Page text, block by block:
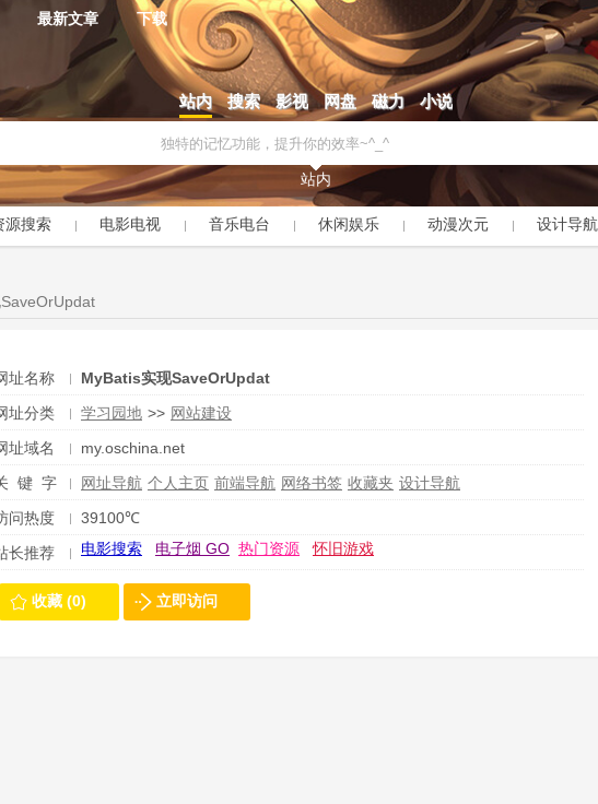
最新文章 下载
站内 搜索 影视 网盘 磁力 小说
站内
源搜索 电影电视 音乐电台 休闲娱乐 动漫次元 设计导航
址名称
MyBatis实现SaveOrUpdat
址分类
学习园地 >> 网站建设
址域名
my.oschina.net
键 字
网址导航 个人主页 前端导航 网络书签 收藏夹 设计导航
问热度
39100℃
长推荐
电影搜索 电子烟 GO 热门资源 怀旧游戏
收藏 (0) 立即访问